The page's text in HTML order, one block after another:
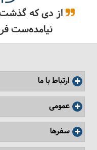
از دی که گذشت
نیامده‌ست
ارتباط با ما
عمومی
سفرها